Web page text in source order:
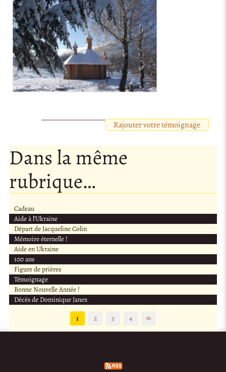
Rajouter votre témoignage
Dans la même
rubrique…
Cadeau
Aide à l’Ukraine
Départ de Jacqueline Colin
Mémoire éternelle !
Aide en Ukraine
100 ans
Figure de prières
Témoignage
Bonne Nouvelle Année !
Décès de Dominique Janex
1
2 3 4 ∞